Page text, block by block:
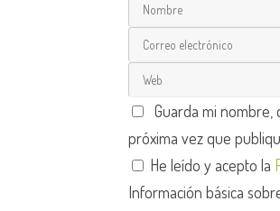
Guarda mi
próxima vez que
He leído y acepto la
Información básica